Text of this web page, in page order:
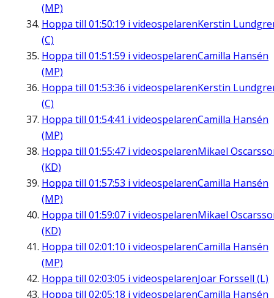
(MP)
Hoppa till 01:50:19 i videospelarenKerstin
(C)
Hoppa till 01:51:59 i videospelarenCamilla Hansén
(MP)
Hoppa till 01:53:36 i videospelarenKerstin
(C)
Hoppa till 01:54:41 i videospelarenCamilla Hansén
(MP)
Hoppa till 01:55:47 i videospelarenMikael
(KD)
Hoppa till 01:57:53 i videospelarenCamilla Hansén
(MP)
Hoppa till 01:59:07 i videospelarenMikael
(KD)
Hoppa till 02:01:10 i videospelarenCamilla Hansén
(MP)
Hoppa till 02:03:05 i videospelarenJoar Forssell (L)
Hoppa till 02:05:18 i videospelarenCamilla Hansén